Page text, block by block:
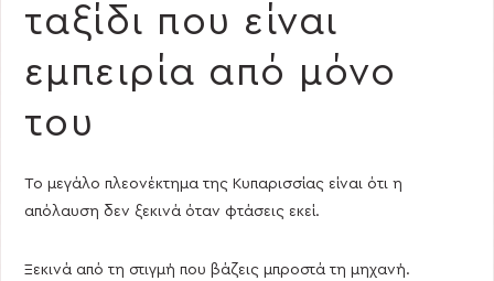
ταξίδι που είναι
εμπειρία από μόνο
του
Το μεγάλο πλεονέκτημα της Κυπαρισσίας είναι ότι η
απόλαυση δεν ξεκινά όταν φτάσεις εκεί.
Ξεκινά από τη στιγμή που βάζεις μπροστά τη μηχανή.